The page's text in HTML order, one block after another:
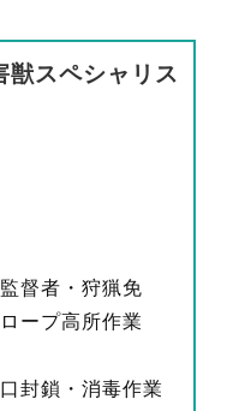
獣スペシャリス
督者・狩猟免
ープ高所作業
封鎖・消毒作業